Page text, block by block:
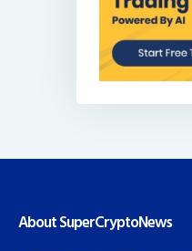
About SuperCryptoNews